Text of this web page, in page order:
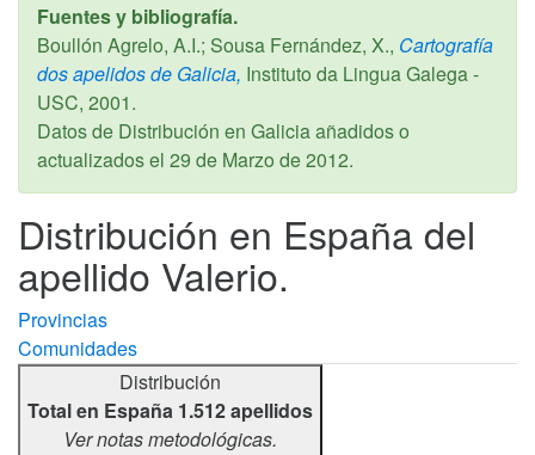
Fuentes y bibliografía.
Boullón Agrelo, A.I.; Sousa Fernández, X., Cartografía
dos apelidos de Galicia, Instituto da Lingua Galega -
USC, 2001.
Datos de Distribución en Galicia añadidos o
actualizados el 29 de Marzo de 2012.
Distribución en España del
apellido Valerio.
Provincias
Comunidades
Distribución
Total en España 1.512 apellidos
Ver notas metodológicas.